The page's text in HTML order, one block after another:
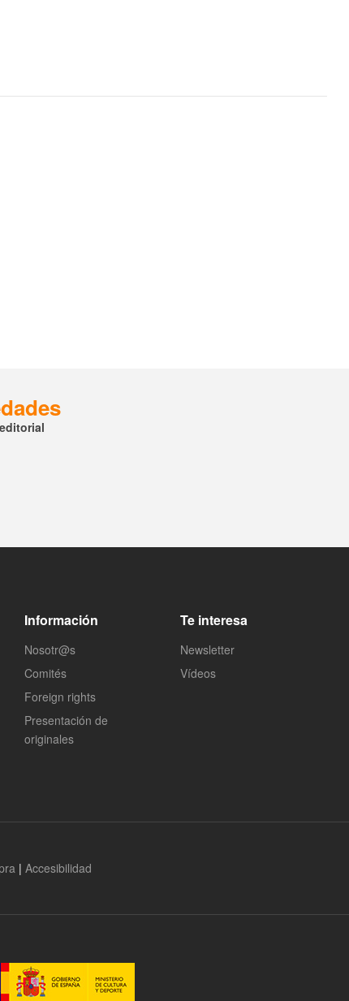
Información
Nosotr@s
Comités
Foreign rights
Presentación de
originales
Te interesa
Newsletter
Vídeos
| Accesibilidad